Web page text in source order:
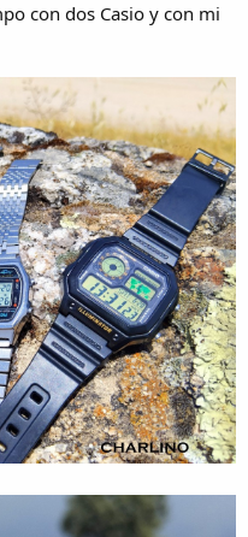
con dos Casio y con mi